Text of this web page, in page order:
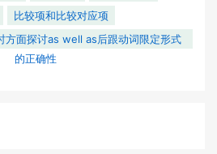
比较项和比较对应项
方面探讨as well as后跟动词限定形式
的正确性